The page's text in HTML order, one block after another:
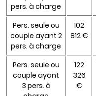
pers. à charge
Pers. seule ou
couple ayant 2
pers. à charge
102
812 €
Pers. seule ou
couple ayant
3 pers. à
122
326
€